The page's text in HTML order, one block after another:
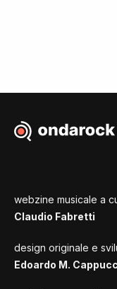
webzine musicale a
Claudio Fabretti
design originale e
Edoardo M.